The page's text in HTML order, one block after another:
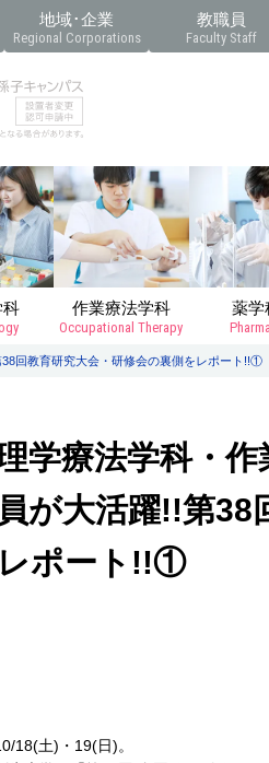
地域･企業
Regional Corporations
教職員
Faculty Staff
作業療法学科
Occupational Therapy
薬学
回教育研究大会・研修会の裏側をレポート!!①
理学療法学科・
が大活躍!!第38
ポート!!①
18(土)・19(日)。